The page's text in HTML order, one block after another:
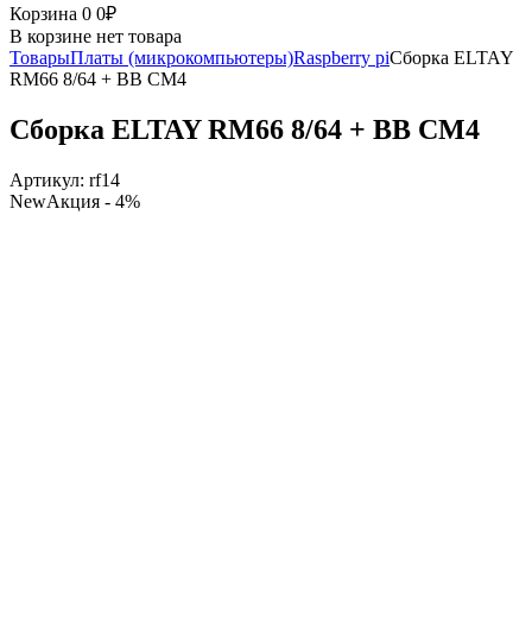
Корзина 0 0₽
В корзине нет товара
ТоварыПлаты (микрокомпьютеры)Raspberry piСборка ELTAY
RM66 8/64 + BB CM4
Сборка ELTAY RM66 8/64 + BB CM4
Артикул: rf14
NewАкция - 4%